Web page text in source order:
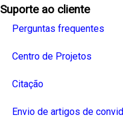
Suporte ao cliente
Perguntas frequentes
Centro de Projetos
Citação
Envio de artigos de